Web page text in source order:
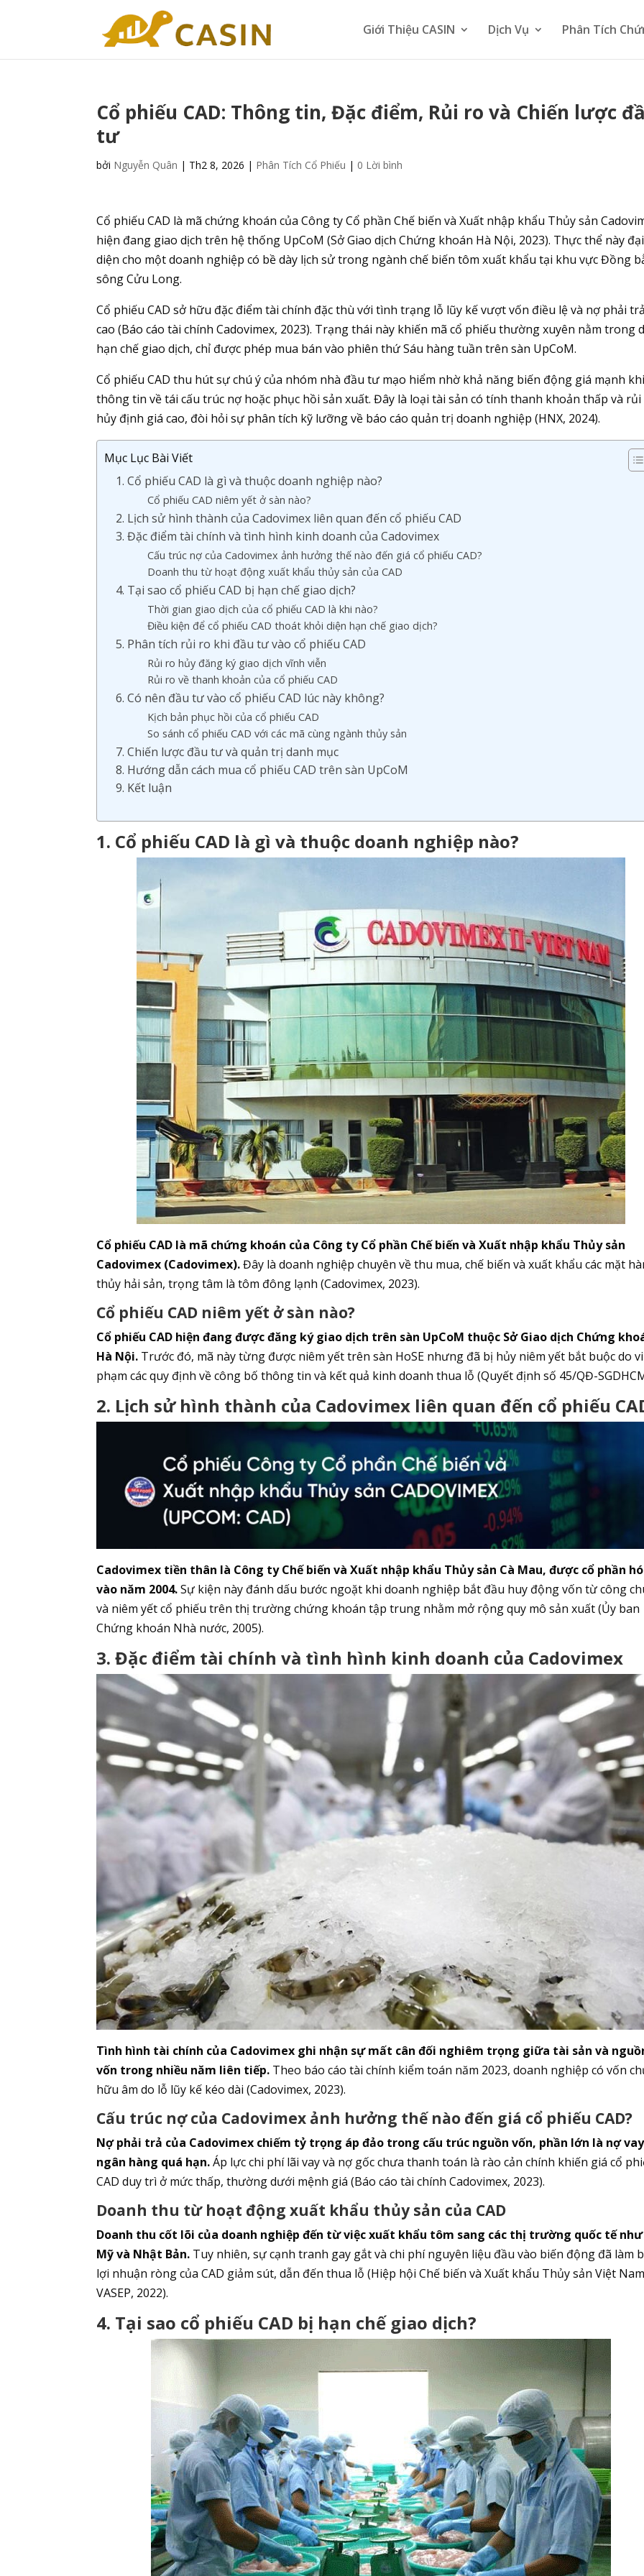
Giới Thiệu CASIN Dịch Vụ Phân Tích
Cổ phiếu CAD: Thông tin, Đặc điểm, Rủi ro và Chiến lược
tư
bởi Nguyễn Quân | Th2 8, 2026 | Phân Tích Cổ Phiếu | 0 Lời bình
Cổ phiếu CAD là mã chứng khoán của Công ty Cổ phần Chế biến và Xuất nhập khẩu Thủy sản
hiện đang giao dịch trên hệ thống UpCoM (Sở Giao dịch Chứng khoán Hà Nội, 2023). Thực thể này đại
diện cho một doanh nghiệp có bề dày lịch sử trong ngành chế biến tôm xuất khẩu tại khu vực Đồng
sông Cửu Long.
Cổ phiếu CAD sở hữu đặc điểm tài chính đặc thù với tình trạng lỗ lũy kế vượt vốn điều lệ và nợ phải
cao (Báo cáo tài chính Cadovimex, 2023). Trạng thái này khiến mã cổ phiếu thường xuyên nằm trong
hạn chế giao dịch, chỉ được phép mua bán vào phiên thứ Sáu hàng tuần trên sàn UpCoM.
Cổ phiếu CAD thu hút sự chú ý của nhóm nhà đầu tư mạo hiểm nhờ khả năng biến động giá mạnh
thông tin về tái cấu trúc nợ hoặc phục hồi sản xuất. Đây là loại tài sản có tính thanh khoản thấp và
hủy định giá cao, đòi hỏi sự phân tích kỹ lưỡng về báo cáo quản trị doanh nghiệp (HNX, 2024).
Mục Lục Bài Viết
1. Cổ phiếu CAD là gì và thuộc doanh nghiệp nào?
Cổ phiếu CAD niêm yết ở sàn nào?
2. Lịch sử hình thành của Cadovimex liên quan đến cổ phiếu CAD
3. Đặc điểm tài chính và tình hình kinh doanh của Cadovimex
Cấu trúc nợ của Cadovimex ảnh hưởng thế nào đến giá cổ phiếu CAD?
Doanh thu từ hoạt động xuất khẩu thủy sản của CAD
4. Tại sao cổ phiếu CAD bị hạn chế giao dịch?
Thời gian giao dịch của cổ phiếu CAD là khi nào?
Điều kiện để cổ phiếu CAD thoát khỏi diện hạn chế giao dịch?
5. Phân tích rủi ro khi đầu tư vào cổ phiếu CAD
Rủi ro hủy đăng ký giao dịch vĩnh viễn
Rủi ro về thanh khoản của cổ phiếu CAD
6. Có nên đầu tư vào cổ phiếu CAD lúc này không?
Kịch bản phục hồi của cổ phiếu CAD
So sánh cổ phiếu CAD với các mã cùng ngành thủy sản
7. Chiến lược đầu tư và quản trị danh mục
8. Hướng dẫn cách mua cổ phiếu CAD trên sàn UpCoM
9. Kết luận
1. Cổ phiếu CAD là gì và thuộc doanh nghiệp nào?
Cổ phiếu CAD là mã chứng khoán của Công ty Cổ phần Chế biến và Xuất nhập khẩu Thủy sản
Cadovimex (Cadovimex).Đây là doanh nghiệp chuyên về thu mua, chế biến và xuất khẩu các mặt
thủy hải sản, trọng tâm là tôm đông lạnh (Cadovimex, 2023).
Cổ phiếu CAD niêm yết ở sàn nào?
Cổ phiếu CAD hiện đang được đăng ký giao dịch trên sàn UpCoM thuộc Sở Giao dịch Chứng
Hà Nội. Trước đó, mã này từng được niêm yết trên sàn HoSE nhưng đã bị hủy niêm yết bắt buộc do vi
phạm các quy định về công bố thông tin và kết quả kinh doanh thua lỗ (Quyết định số 45/QĐ-
2. Lịch sử hình thành của Cadovimex liên quan đến cổ phiếu
Cadovimex tiền thân là Công ty Chế biến và Xuất nhập khẩu Thủy sản Cà Mau, được cổ phần
vào năm 2004.Sự kiện này đánh dấu bước ngoặt khi doanh nghiệp bắt đầu huy động vốn từ công
và niêm yết cổ phiếu trên thị trường chứng khoán tập trung nhằm mở rộng quy mô sản xuất (Ủy ban
Chứng khoán Nhà nước, 2005).
3. Đặc điểm tài chính và tình hình kinh doanh của Cadovimex
Tình hình tài chính của Cadovimex ghi nhận sự mất cân đối nghiêm trọng giữa tài sản và
vốn trong nhiều năm liên tiếp. Theo báo cáo tài chính kiểm toán năm 2023, doanh nghiệp có vốn
hữu âm do lỗ lũy kế kéo dài (Cadovimex, 2023).
Cấu trúc nợ của Cadovimex ảnh hưởng thế nào đến giá cổ phiếu CAD?
Nợ phải trả của Cadovimex chiếm tỷ trọng áp đảo trong cấu trúc nguồn vốn, phần lớn là nợ vay
ngân hàng quá hạn.Áp lực chi phí lãi vay và nợ gốc chưa thanh toán là rào cản chính khiến giá cổ
CAD duy trì ở mức thấp, thường dưới mệnh giá (Báo cáo tài chính Cadovimex, 2023).
Doanh thu từ hoạt động xuất khẩu thủy sản của CAD
Doanh thu cốt lõi của doanh nghiệp đến từ việc xuất khẩu tôm sang các thị trường quốc tế như
Mỹ và Nhật Bản. Tuy nhiên, sự cạnh tranh gay gắt và chi phí nguyên liệu đầu vào biến động đã làm
lợi nhuận ròng của CAD giảm sút, dẫn đến thua lỗ (Hiệp hội Chế biến và Xuất khẩu Thủy sản Việt
VASEP, 2022).
4. Tại sao cổ phiếu CAD bị hạn chế giao dịch?